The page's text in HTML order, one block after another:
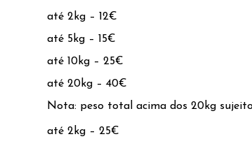
até 2kg – 12€
até 5kg – 15€
até 10kg – 25€
até 20kg – 40€
Nota: peso total acima dos 20kg
até 2kg – 25€